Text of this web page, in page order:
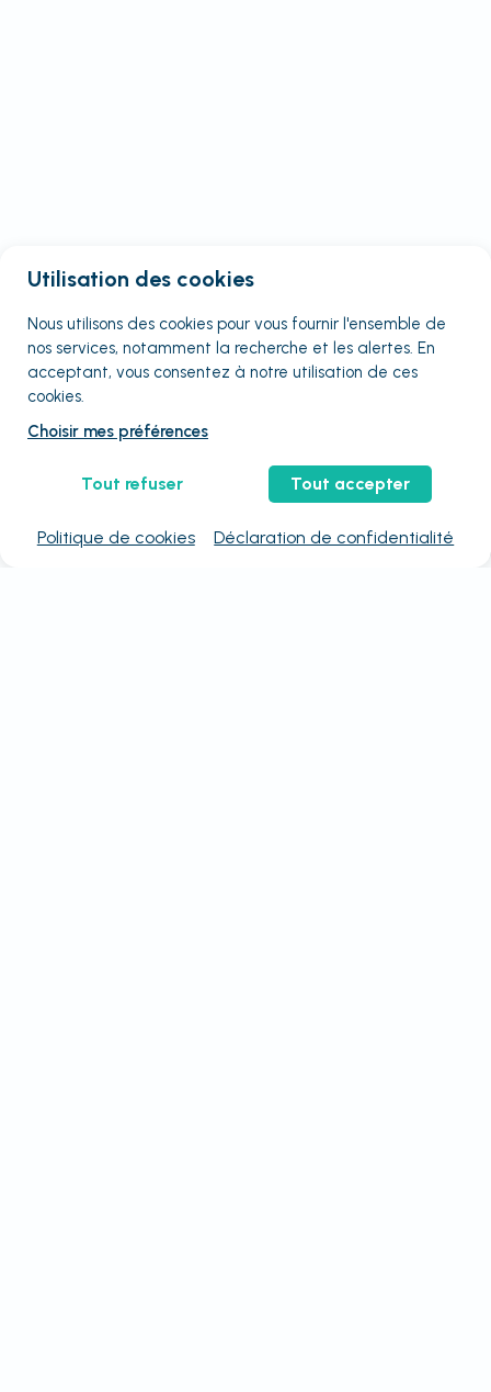
Utilisation des cookies
Nous utilisons des cookies pour vous fournir l'ensemble de
nos services, notamment la recherche et les alertes. En
acceptant, vous consentez à notre utilisation de ces
cookies.
Choisir mes préférences
Tout refuser Tout accepter
Politique de cookies Déclaration de confidentialité